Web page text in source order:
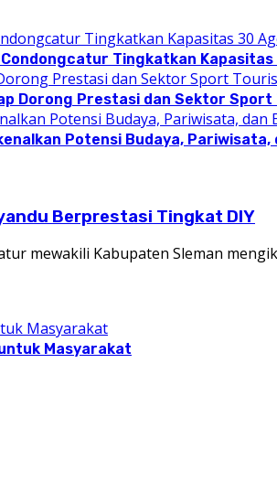
Tingkatkan
Dorong Prestasi dan Sektor
Potensi Budaya, Pariwisata,
Berprestasi Tingkat DIY
mewakili Kabupaten Sleman
Masyarakat